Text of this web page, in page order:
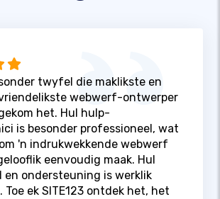
twyfel die maklikste en
webwerf-ontwerper
het. Hul hulp-
is besonder professioneel, wat
'n indrukwekkende webwerf
eenvoudig maak. Hul
en ondersteuning is werklik
ek SITE123 ontdek het, het